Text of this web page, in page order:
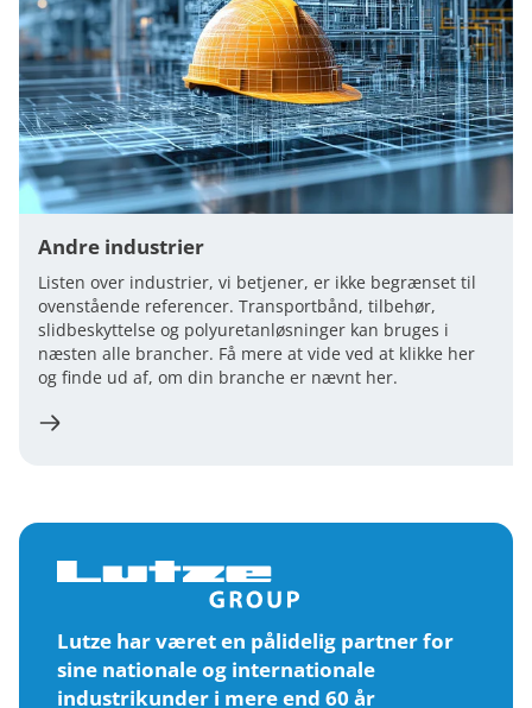
Andre industrier
Listen over industrier, vi betjener, er ikke begrænset til
ovenstående referencer. Transportbånd, tilbehør,
slidbeskyttelse og polyuretanløsninger kan bruges i
næsten alle brancher. Få mere at vide ved at klikke her
og finde ud af, om din branche er nævnt her.
Lutze har været en pålidelig partner for
sine nationale og internationale
industrikunder i mere end 60 år